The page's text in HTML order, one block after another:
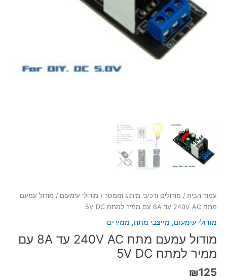
עמוד הבית / מודולים ורכיבי מיתוג וממסר / מודולי עימעום / מודול עמעם
מתח 240V AC עד 8A עם ממיר למתח 5V DC
מודולי עימעום, מייצבי מתח, ממירים
מודול עמעם מתח 240V AC עד 8A עם
ממיר למתח 5V DC
₪125